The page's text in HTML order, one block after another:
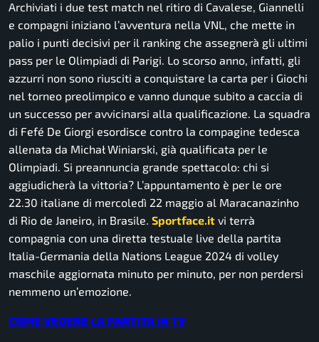
Archiviati i due test match nel ritiro di Cavalese, Giannelli
e compagni iniziano l’avventura nella VNL, che mette in
palio i punti decisivi per il ranking che assegnerà gli ultimi
pass per le Olimpiadi di Parigi. Lo scorso anno, infatti, gli
azzurri non sono riusciti a conquistare la carta per i Giochi
nel torneo preolimpico e vanno dunque subito a caccia di
un successo per avvicinarsi alla qualificazione. La squadra
di Fefé De Giorgi esordisce contro la compagine tedesca
allenata da Michał Winiarski, già qualificata per le
Olimpiadi. Si preannuncia grande spettacolo: chi si
aggiudicherà la vittoria? L’appuntamento è per le ore
22.30 italiane di mercoledì 22 maggio al Maracanazinho
di Rio de Janeiro, in Brasile. Sportface.it vi terrà
compagnia con una diretta testuale live della partita
Italia-Germania della Nations League 2024 di volley
maschile aggiornata minuto per minuto, per non perdersi
nemmeno un’emozione.
COME VEDERE LA PARTITA IN TV